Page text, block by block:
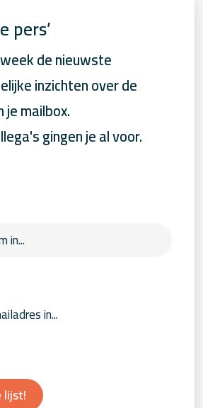
pers’
de nieuwste
inzichten over de
mailbox.
gingen je al voor.
lijst!